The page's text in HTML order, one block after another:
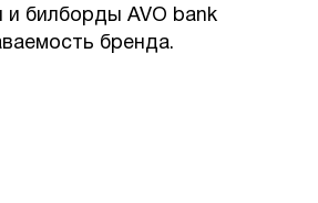
и билборды AVO bank
бренда.